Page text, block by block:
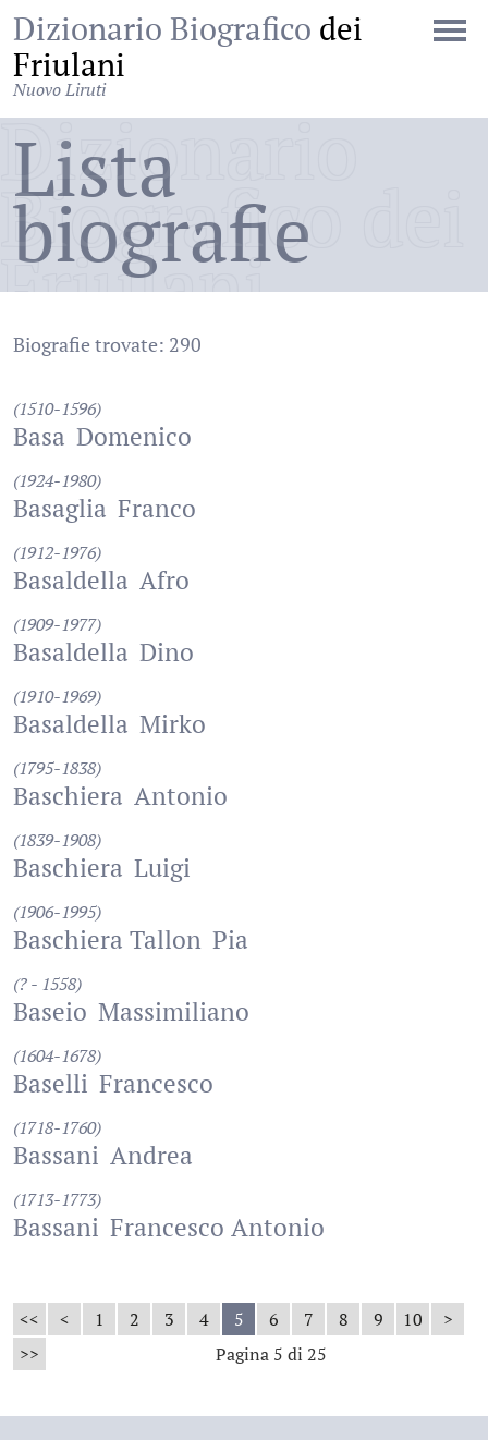
Dizionario Biografico dei
Friulani
Nuovo Liruti
Dizionario
Biografico dei
Friulani
Lista
biografie
Biografie trovate: 290
(1510-1596)
Basa Domenico
(1924-1980)
Basaglia Franco
(1912-1976)
Basaldella Afro
(1909-1977)
Basaldella Dino
(1910-1969)
Basaldella Mirko
(1795-1838)
Baschiera Antonio
(1839-1908)
Baschiera Luigi
(1906-1995)
Baschiera Tallon Pia
(? - 1558)
Baseio Massimiliano
(1604-1678)
Baselli Francesco
(1718-1760)
Bassani Andrea
(1713-1773)
Bassani Francesco Antonio
<< < 1 2 3 4 5 6 7 8 9 10
>
>>
Pagina 5 di 25